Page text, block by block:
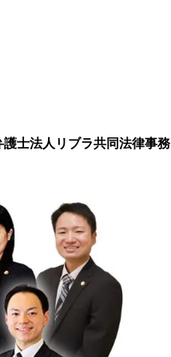
士法人リブラ共同法律事務